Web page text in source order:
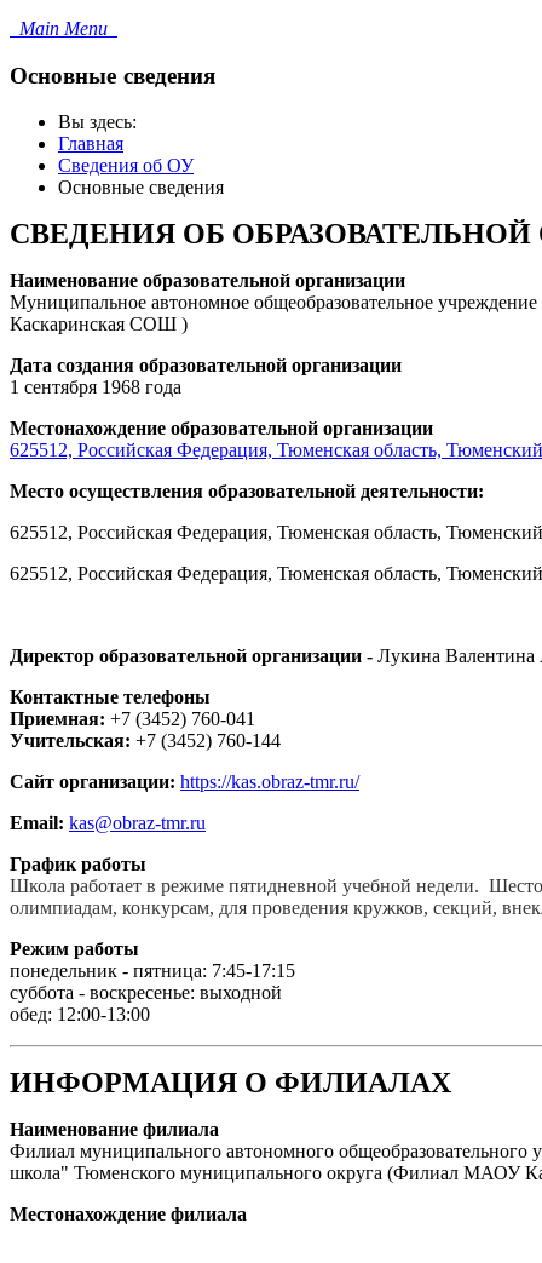
Main Menu
Основные сведения
Вы здесь:
Главная
Сведения об ОУ
Основные сведения
СВЕДЕНИЯ ОБ
Наименование образовательной организации
Муниципальное автономное общеобразовательное
Каскаринская СОШ )
Дата создания образовательной организации
1 сентября 1968 года
Местонахождение образовательной организации
625512, Российская Федерация, Тюменская область,
Место осуществления образовательной деятельности:
625512, Российская Федерация, Тюменская область,
625512, Российская Федерация, Тюменская область,
Директор образовательной организации - Лукина Валентина
Контактные телефоны
Приемная: +7 (3452) 760-041
Учительская: +7 (3452) 760-144
Сайт организации: https://kas.obraz-tmr.ru/
Email: kas@obraz-tmr.ru
График работы
Школа работает в режиме пятидневной учебной недели.
олимпиадам, конкурсам, для проведения кружков, секций,
Режим работы
понедельник - пятница: 7:45-17:15
суббота - воскресенье: выходной
обед: 12:00-13:00
ИНФОРМАЦИЯ О ФИЛИАЛАХ
Наименование филиала
Филиал муниципального автономного общеобразовательного
школа" Тюменского муниципального округа (Филиал
Местонахождение филиала